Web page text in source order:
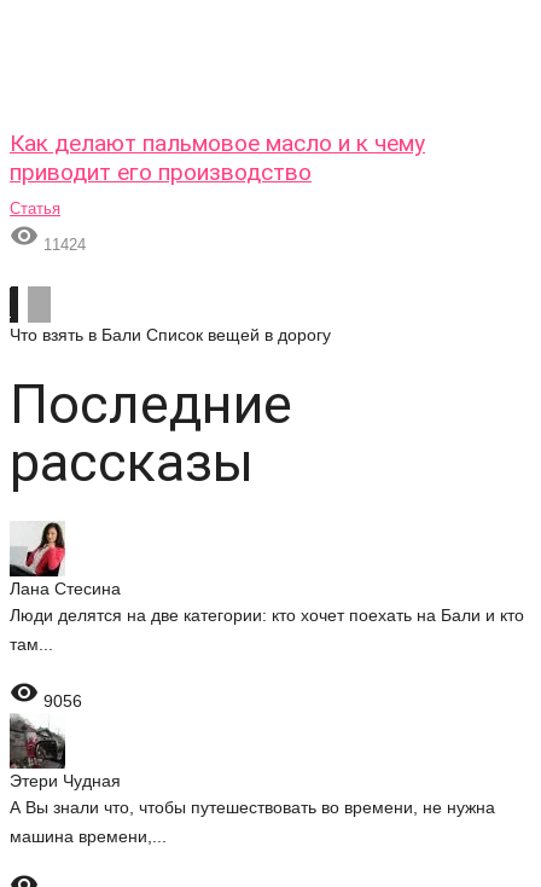
Как делают пальмовое масло и к чему
приводит его производство
Статья
 11424
Что взять в Бали Список вещей в дорогу
Последние
рассказы
Лана Стесина
Люди делятся на две категории: кто хочет поехать на Бали и кто
там...
 9056
Этери Чудная
А Вы знали что, чтобы путешествовать во времени, не нужна
машина времени,...